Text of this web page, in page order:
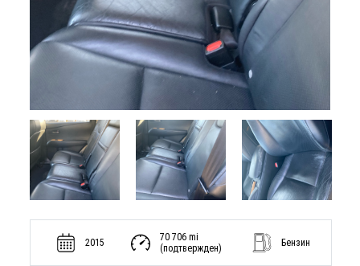
2015
70 706 mi
(подтвержден)
Бензин